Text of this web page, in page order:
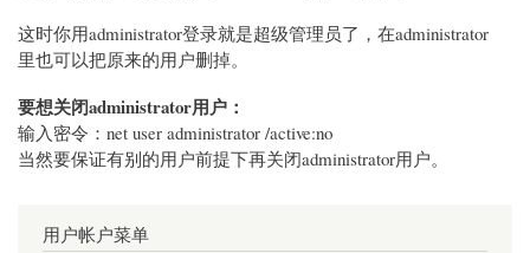
这时你用administrator登录就是超级管理员了，在administrator
里也可以把原来的用户删掉。
要想关闭administrator用户：
输入密令：net user administrator /active:no
当然要保证有别的用户前提下再关闭administrator用户。
用户帐户菜单